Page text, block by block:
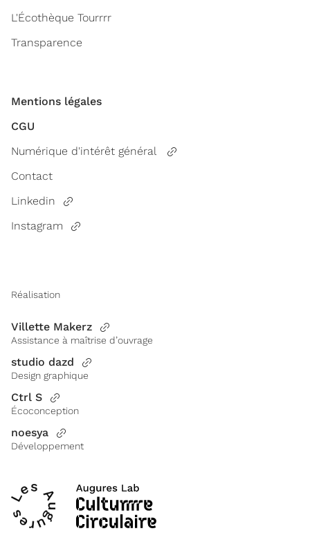
L'Écothèque Tourrrr
Transparence
Mentions légales
CGU
Numérique d'intérêt général
Contact
Linkedin
Instagram
Réalisation
Villette Makerz
Assistance à maîtrise d’ouvrage
studio dazd
Design graphique
Ctrl S
Écoconception
noesya
Développement